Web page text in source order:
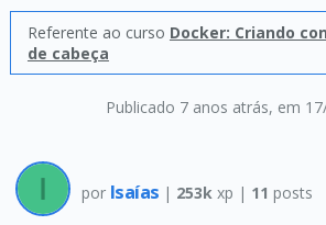
Publicado 7 anos atrás, em
Referente ao curso Docker: Criando
de cabeça
por Isaías | 253k xp | 11 posts